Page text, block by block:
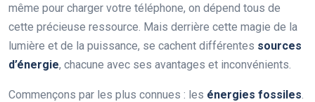
même pour charger votre téléphone, on dépend tous de
cette précieuse ressource. Mais derrière cette magie de la
lumière et de la puissance, se cachent différentes sources
d’énergie, chacune avec ses avantages et inconvénients.
Commençons par les plus connues : les énergies fossiles.